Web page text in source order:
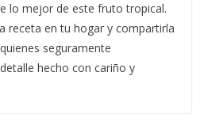
lo mejor de este fruto tropical.
receta en tu hogar y compartirla
seguramente
hecho con cariño y